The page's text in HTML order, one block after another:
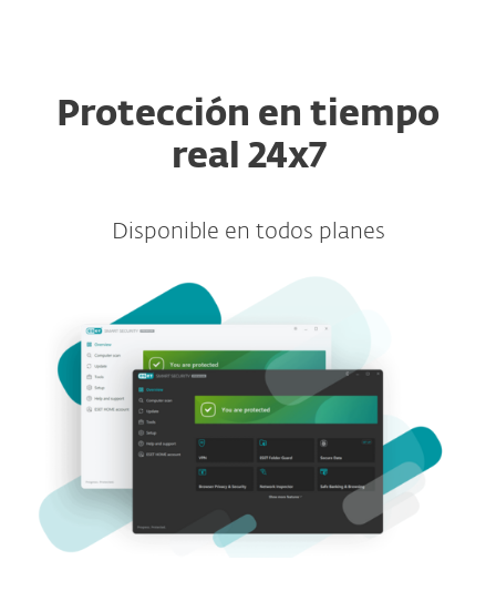
Protección en tiempo
real 24x7
Disponible en todos planes